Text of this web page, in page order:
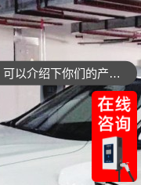
你们是怎么收费的呢